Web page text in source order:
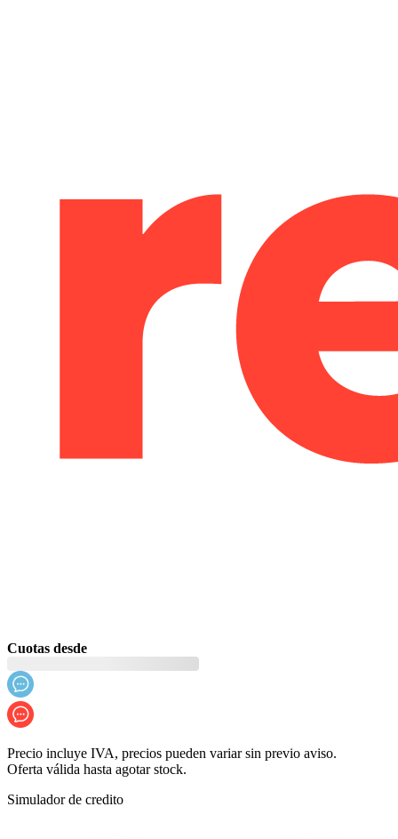
Cuotas desde
Precio incluye IVA, precios pueden variar sin previo aviso.
Oferta válida hasta agotar stock.
Simulador de credito